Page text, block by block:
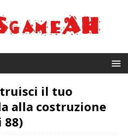
il tuo
alla costruzione